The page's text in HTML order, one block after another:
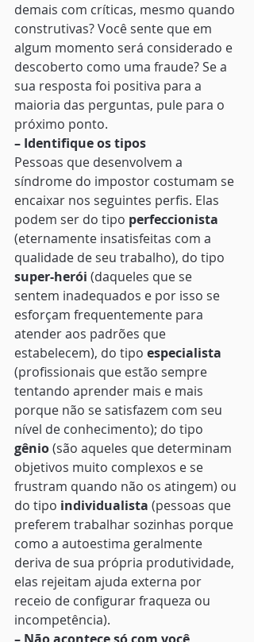
demais com críticas, mesmo quando
construtivas? Você sente que em
algum momento será considerado e
descoberto como uma fraude? Se a
sua resposta foi positiva para a
maioria das perguntas, pule para o
próximo ponto.
– Identifique os tipos
Pessoas que desenvolvem a
síndrome do impostor costumam se
encaixar nos seguintes perfis. Elas
podem ser do tipo perfeccionista
(eternamente insatisfeitas com a
qualidade de seu trabalho), do tipo
super-herói (daqueles que se
sentem inadequados e por isso se
esforçam frequentemente para
atender aos padrões que
estabelecem), do tipo especialista
(profissionais que estão sempre
tentando aprender mais e mais
porque não se satisfazem com seu
nível de conhecimento); do tipo
gênio (são aqueles que determinam
objetivos muito complexos e se
frustram quando não os atingem) ou
do tipo individualista (pessoas que
preferem trabalhar sozinhas porque
como a autoestima geralmente
deriva de sua própria produtividade,
elas rejeitam ajuda externa por
receio de configurar fraqueza ou
incompetência).